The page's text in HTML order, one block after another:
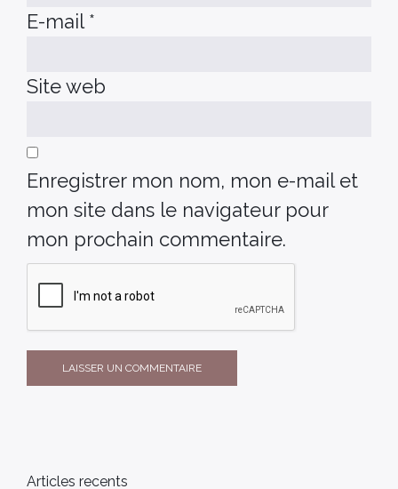
E-mail *
Site web
Enregistrer mon nom, mon e-mail et
mon site dans le navigateur pour
mon prochain commentaire.
Articles recents